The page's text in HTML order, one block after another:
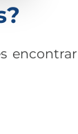
encontrar